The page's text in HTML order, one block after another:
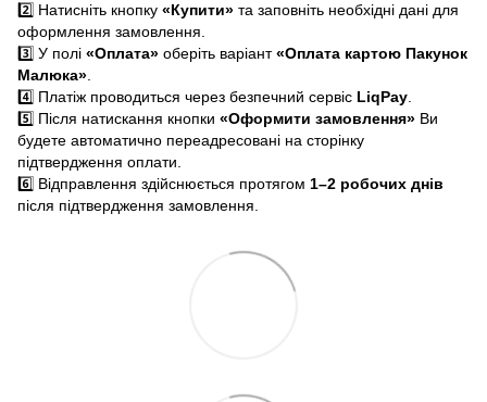
2️⃣ Натисніть кнопку «Купити» та заповніть необхідні дані для
оформлення замовлення.
3️⃣ У полі «Оплата» оберіть варіант«Оплата картою Пакунок
Малюка»
4️⃣ Платіж проводиться через безпечний сервіс LiqPay
5️⃣ Після натискання кнопки «Оформити замовлення» Ви
будете автоматично переадресовані на сторінку
підтвердження оплати.
6️⃣ Відправлення здійснюється протягом 1–2 робочих днів
після підтвердження замовлення.